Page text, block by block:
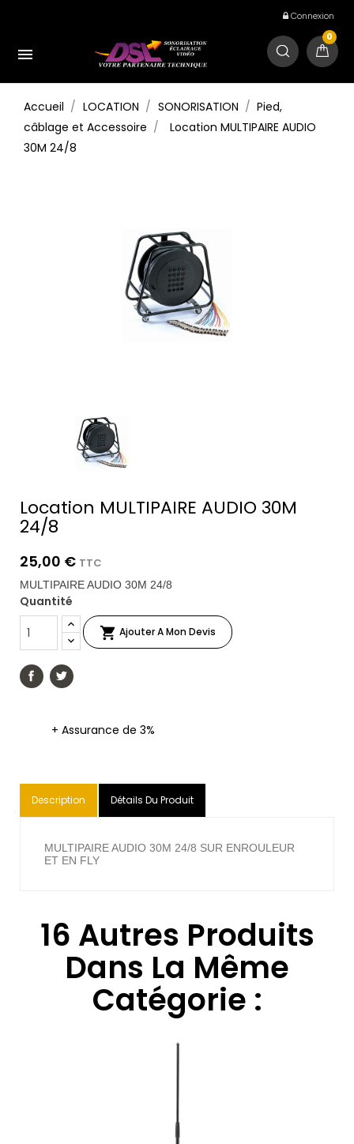
Connexion

0
Accueil LOCATION SONORISATION
Pied,
câblage et Accessoire
Location MULTIPAIRE AUDIO
30M 24/8
Location MULTIPAIRE AUDIO 30M
24/8
25,00 € TTC
MULTIPAIRE AUDIO 30M 24/8
Quantité
 Ajouter A Mon Devis
+ Assurance de 3%
Description Détails Du Produit
MULTIPAIRE AUDIO 30M 24/8 SUR ENROULEUR
ET EN FLY
16 Autres Produits
Dans La Même
Catégorie :